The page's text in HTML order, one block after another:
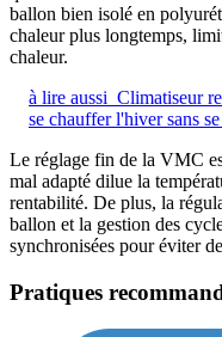
ballon bien isolé en
chaleur plus longtemps,
chaleur.
à lire aussi Climatiseur
se chauffer l'hiver sans
Le réglage fin de la VMC
mal adapté dilue la
rentabilité. De plus, la
ballon et la gestion des
synchronisées pour éviter
Pratiques